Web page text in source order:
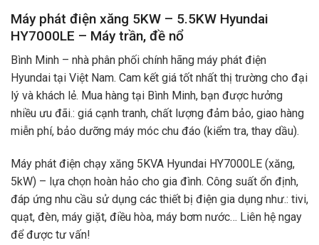
Máy phát điện xăng 5KW – 5.5KW Hyundai
HY7000LE – Máy trần, đề nổ
Bình Minh – nhà phân phối chính hãng máy phát điện
Hyundai tại Việt Nam. Cam kết giá tốt nhất thị trường cho đại
lý và khách lẻ. Mua hàng tại Bình Minh, bạn được hưởng
nhiều ưu đãi.: giá cạnh tranh, chất lượng đảm bảo, giao hàng
miễn phí, bảo dưỡng máy móc chu đáo (kiểm tra, thay dầu).
Máy phát điện chạy xăng 5KVA Hyundai HY7000LE (xăng,
5kW) – lựa chọn hoàn hảo cho gia đình. Công suất ổn định,
đáp ứng nhu cầu sử dụng các thiết bị điện gia dụng như.: tivi,
quạt, đèn, máy giặt, điều hòa, máy bơm nước… Liên hệ ngay
để được tư vấn!